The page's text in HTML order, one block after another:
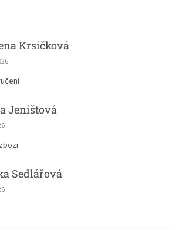
Krsičková
obchodu je 5 z 5 hvězdiček.
Jeništová
obchodu je 5 z 5 hvězdiček.
Sedlářová
obchodu je 5 z 5 hvězdiček.